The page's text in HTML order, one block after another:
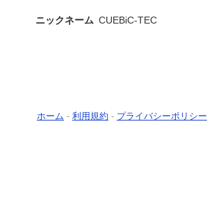
ニックネーム CUEBiC-TEC
ホーム - 利用規約 - プライバシーポリシー